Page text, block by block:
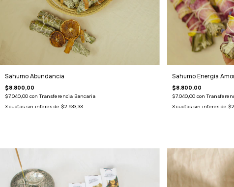
Sahumo Abundancia
$8.800,00
$7.040,00 con Transferencia Bancaria
3 cuotas sin interés de $2.933,33
Sahumo Energia
$8.800,00
$7.040,00 con
3 cuotas sin interés de